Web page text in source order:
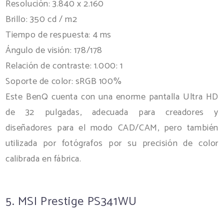
Resolución: 3.840 x 2.160
Brillo: 350 cd / m2
Tiempo de respuesta: 4 ms
Ángulo de visión: 178/178
Relación de contraste: 1.000: 1
Soporte de color: sRGB 100%
Este BenQ cuenta con una enorme pantalla Ultra HD
de 32 pulgadas, adecuada para creadores y
diseñadores para el modo CAD/CAM, pero también
utilizada por fotógrafos por su precisión de color
calibrada en fábrica.
5. MSI Prestige PS341WU